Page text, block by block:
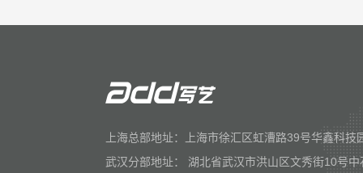
上海总部地址：上海市徐汇区虹漕路39号华鑫科技
武汉分部地址： 湖北省武汉市洪山区文秀街10号中